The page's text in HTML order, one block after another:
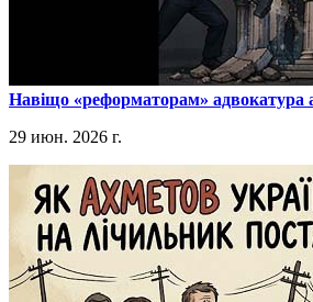
​Навіщо «реформаторам» адвокатура
29 июн. 2026 г.